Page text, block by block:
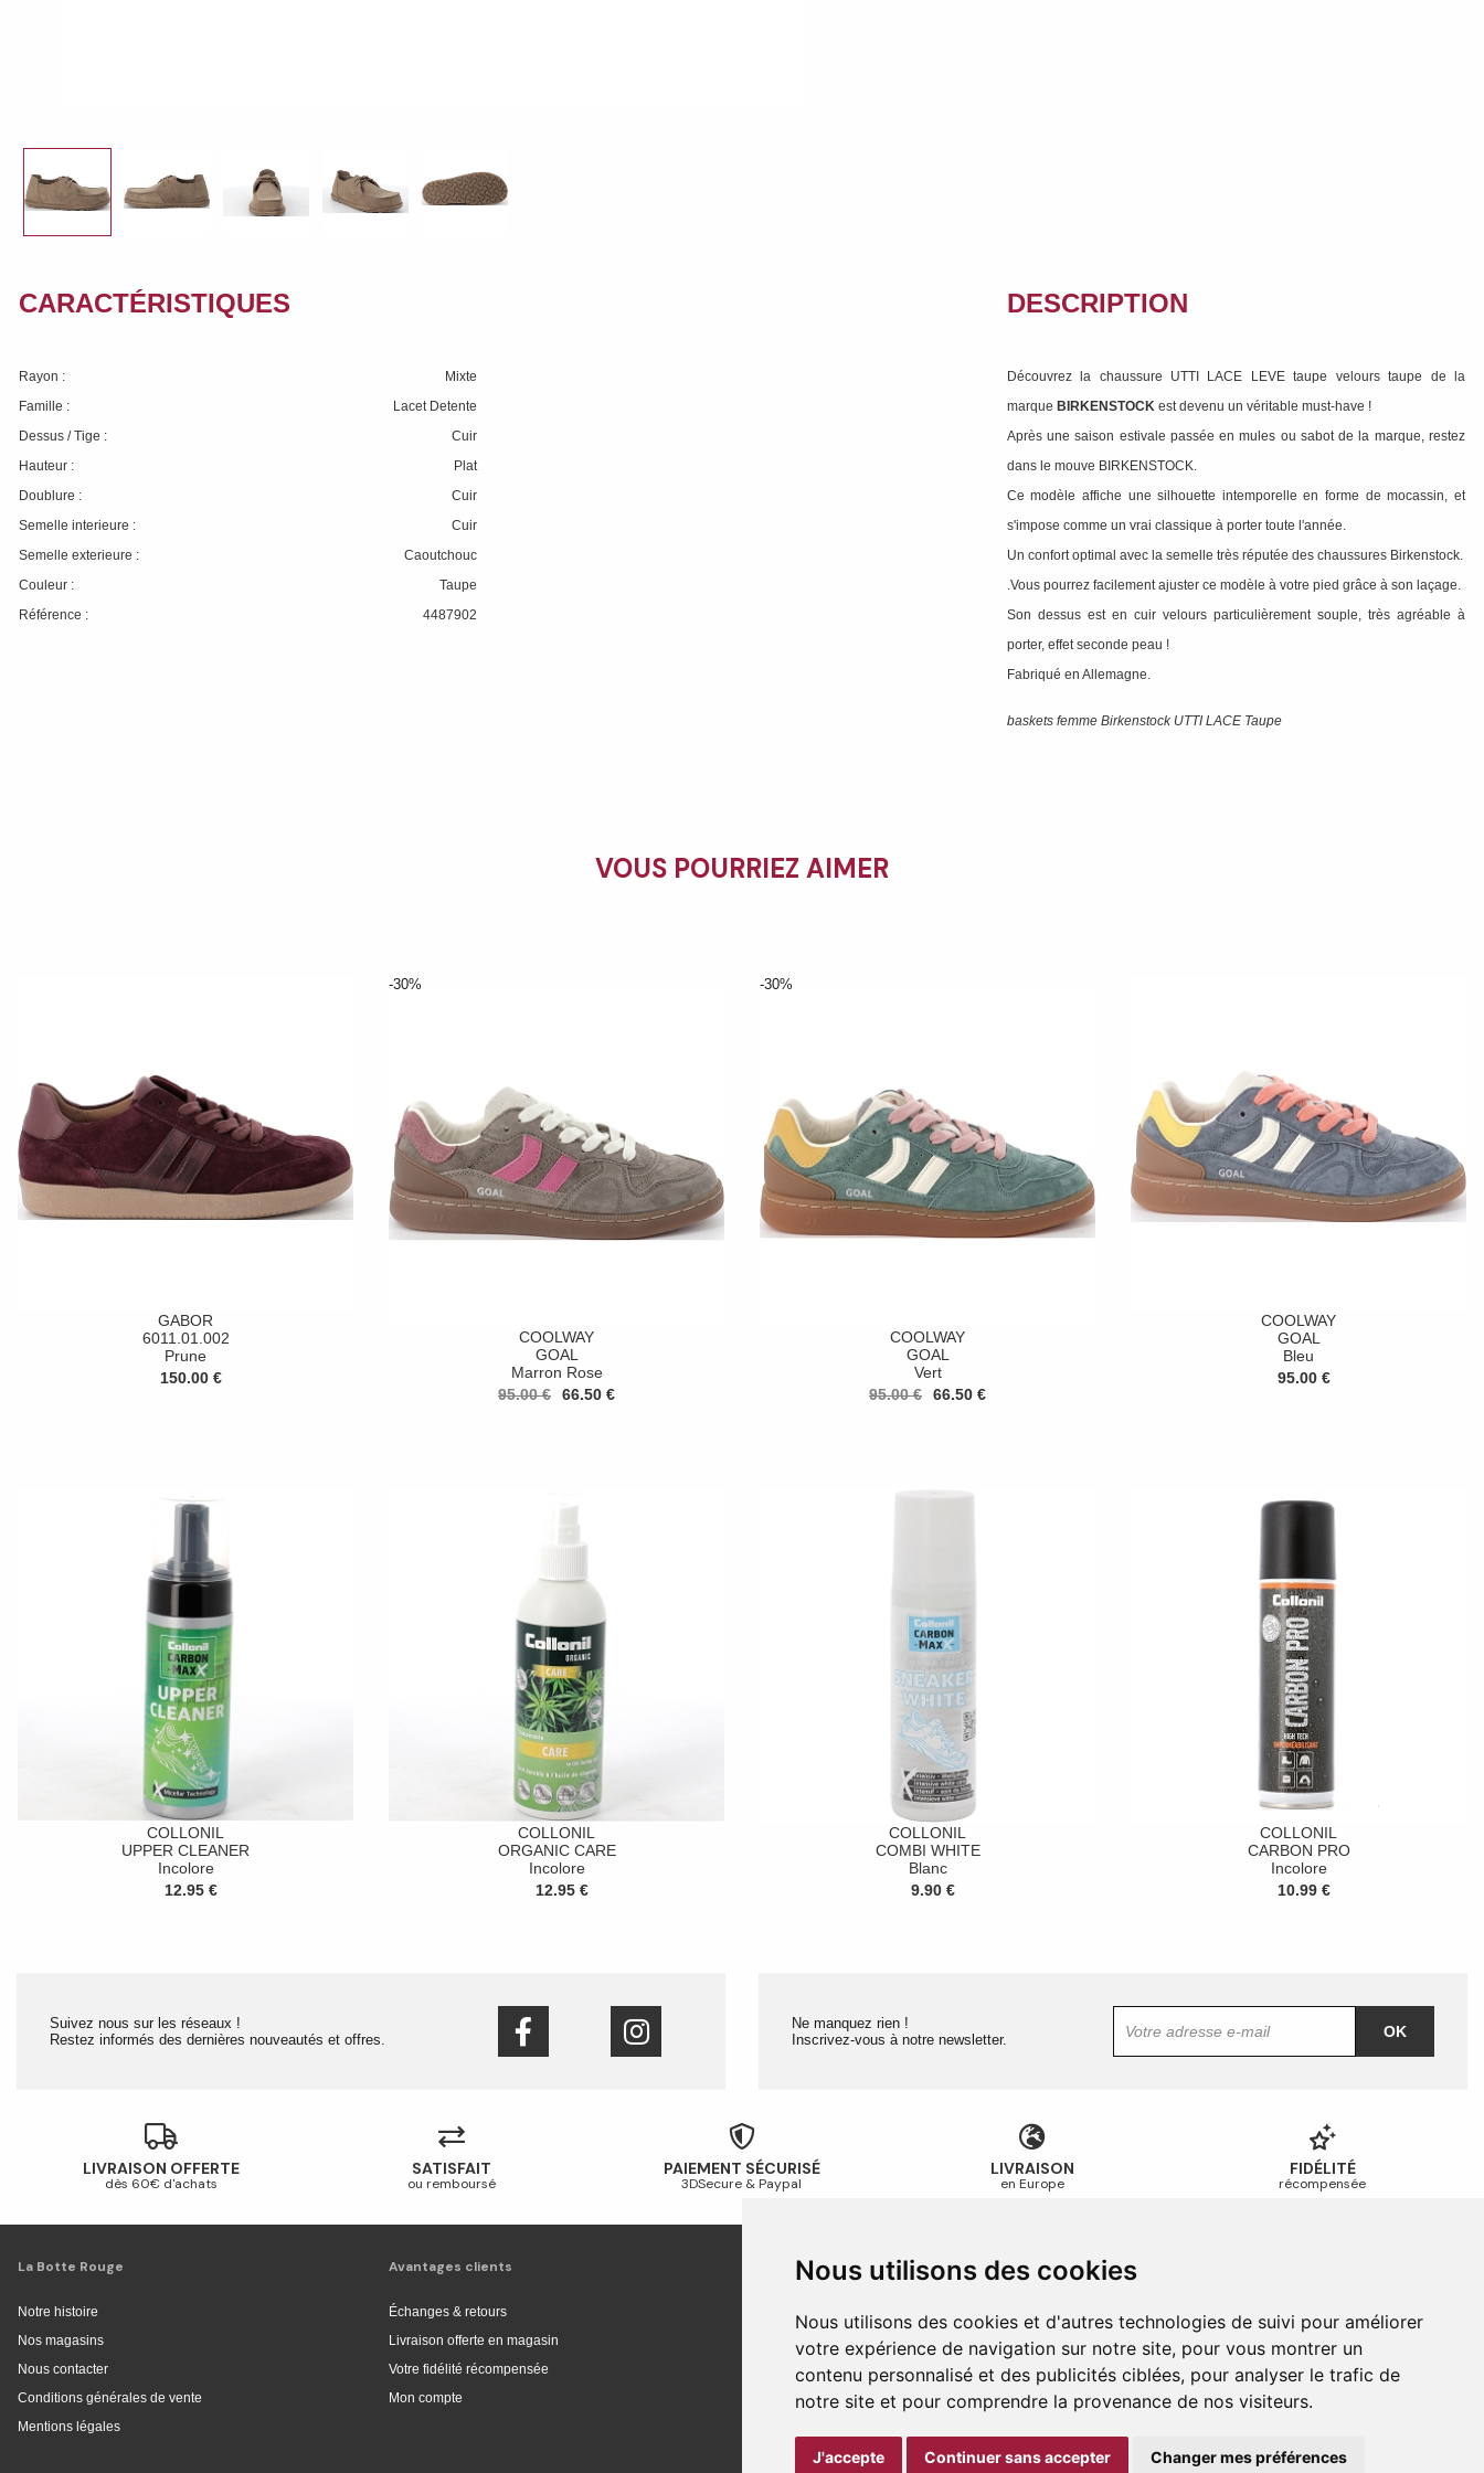
Nous utilisons des cookies
Nous utilisons des cookies et d'autres technologies de suivi pour améliorer
votre expérience de navigation sur notre site, pour vous montrer un
contenu personnalisé et des publicités ciblées, pour analyser le trafic de
notre site et pour comprendre la provenance de nos visiteurs.
J'accepte Continuer sans accepter Changer mes préférences
CARACTÉRISTIQUES
Rayon :
Mixte
Famille :
Lacet Detente
Dessus / Tige :
Cuir
Hauteur :
Plat
Doublure :
Cuir
Semelle interieure :
Cuir
Semelle exterieure :
Caoutchouc
Couleur :
Taupe
Référence :
4487902
DESCRIPTION
Découvrez la chaussure UTTI LACE LEVE taupe velours taupe de la
marque BIRKENSTOCK est devenu un véritable must-have !
Après une saison estivale passée en mules ou sabot de la marque, restez
dans le mouve BIRKENSTOCK.
Ce modèle affiche une silhouette intemporelle en forme de mocassin, et
s'impose comme un vrai classique à porter toute l'année.
Un confort optimal avec la semelle très réputée des chaussures Birkenstock.
.Vous pourrez facilement ajuster ce modèle à votre pied grâce à son laçage.
Son dessus est en cuir velours particulièrement souple, très agréable à
porter, effet seconde peau !
Fabriqué en Allemagne.
baskets femme Birkenstock UTTI LACE Taupe
VOUS POURRIEZ AIMER
GABOR
6011.01.002
Prune
150.00 €
-30%
COOLWAY
GOAL
Marron Rose
95.00 €
66.50 €
-30%
COOLWAY
GOAL
Vert
95.00 €
66.50 €
COOLWAY
GOAL
Bleu
95.00 €
COLLONIL
UPPER CLEANER
Incolore
12.95 €
COLLONIL
ORGANIC CARE
Incolore
12.95 €
COLLONIL
COMBI WHITE
Blanc
9.90 €
COLLONIL
CARBON PRO
Incolore
10.99 €
Suivez nous sur les réseaux !
Restez informés des dernières nouveautés et offres.
Ne manquez rien !
Inscrivez-vous à notre newsletter.
OK
LIVRAISON OFFERTE
dès 60€ d'achats
SATISFAIT
ou remboursé
PAIEMENT SÉCURISÉ
3DSecure & Paypal
LIVRAISON
en Europe
FIDÉLITÉ
récompensée
La Botte Rouge
Notre histoire
Nos magasins
Nous contacter
Conditions générales de vente
Mentions légales
Avantages clients
Échanges & retours
Livraison offerte en magasin
Votre fidélité récompensée
Mon compte
Livraison et achat
Livraison
Livraison en Europe
Suivi de commande
Paiement sécurisé
Guides et conseils
Guide des tailles
Guide d’entretien
Foire aux questions